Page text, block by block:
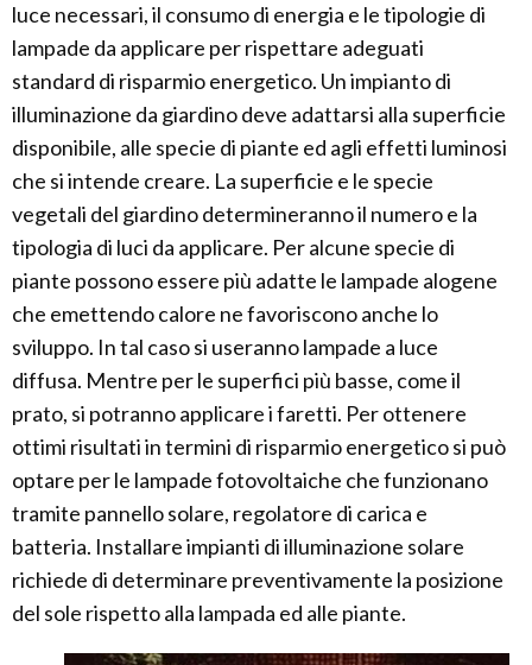
luce necessari, il consumo di energia e le tipologie di
lampade da applicare per rispettare adeguati
standard di risparmio energetico. Un impianto di
illuminazione da giardino deve adattarsi alla superficie
disponibile, alle specie di piante ed agli effetti luminosi
che si intende creare. La superficie e le specie
vegetali del giardino determineranno il numero e la
tipologia di luci da applicare. Per alcune specie di
piante possono essere più adatte le lampade alogene
che emettendo calore ne favoriscono anche lo
sviluppo. In tal caso si useranno lampade a luce
diffusa. Mentre per le superfici più basse, come il
prato, si potranno applicare i faretti. Per ottenere
ottimi risultati in termini di risparmio energetico si può
optare per le lampade fotovoltaiche che funzionano
tramite pannello solare, regolatore di carica e
batteria. Installare impianti di illuminazione solare
richiede di determinare preventivamente la posizione
del sole rispetto alla lampada ed alle piante.